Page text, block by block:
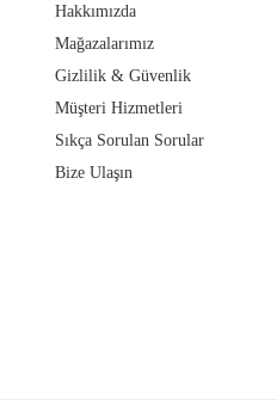
Hakkımızda
Mağazalarımız
Gizlilik & Güvenlik
Müşteri Hizmetleri
Sıkça Sorulan Sorular
Bize Ulaşın